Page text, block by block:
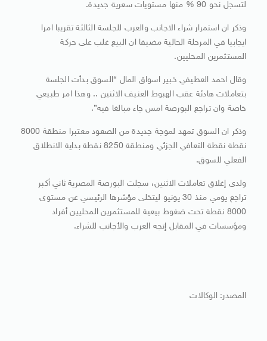
لتسجل نحو 90 % منها مستويات سعرية جديدة.
وذكر ان استمرار شراء الاجانب والعرب للجلسة الثالثة تقريبا امرا
ايجابيا في المرحلة الحالية مضيفا ان البيع غلب على حركة
المستثمرين المحليين.
وقال احمد العطيفي خبير اسواق المال “السوق بدأت الجلسة
بتعاملات هادئة عقب الهبوط العنيف الاثنين .. وهذا امر طبيعي
خاصة وان تراجع البورصة امس جاء مبالغا فيه”.
وذكر ان السوق تمهد لموجة جديدة من الصعود معتبرا منطقة 8000
نقطة نقطة التعافي الجزئي ومنطقة 8250 نقطة بداية الانطلاق
الفعلي للسوق.
ولدى إغلاق تعاملات الاثنين، سجلت البورصة المصرية ثاني أكبر
تراجع يومي منذ 30 يونيو ليتخلى مؤشرها الرئيسي عن مستوى
8000 نقطة تحت ضغوط بيعية للمستثمرين المحليين أفراد
ومؤسسات في المقابل إتجه العرب والأجانب للشراء.
المصدر: الوكالات